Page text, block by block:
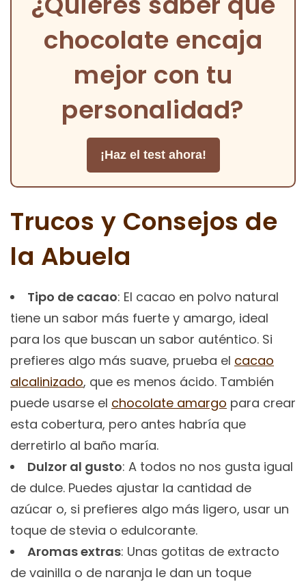
chocolate encaja
mejor con tu
personalidad?
¡Haz el test ahora!
Trucos y Consejos de
la Abuela
Tipo de cacao: El cacao en polvo natural
tiene un sabor más fuerte y amargo, ideal
para los que buscan un sabor auténtico. Si
prefieres algo más suave, prueba el cacao
alcalinizado, que es menos ácido. También
puede usarse el chocolate amargo para crear
esta cobertura, pero antes habría que
derretirlo al baño maría.
Dulzor al gusto: A todos no nos gusta igual
de dulce. Puedes ajustar la cantidad de
azúcar o, si prefieres algo más ligero, usar un
toque de stevia o edulcorante.
Aromas extras: Unas gotitas de extracto
de vainilla o de naranja le dan un toque